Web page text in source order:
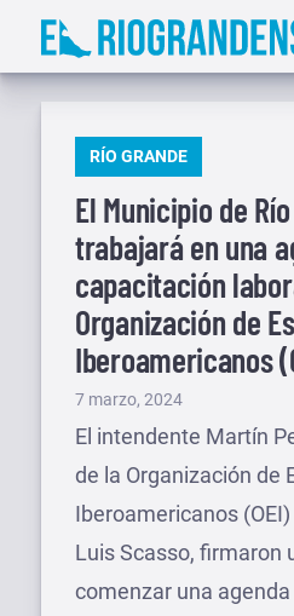
Saltar
PUBLICADO
RÍO GRANDE
El Municipio de
trabajará en una
capacitación
Organización de
Iberoamericanos
Publicado
el
7 marzo, 2024
El intendente Martín
de la Organización de
Iberoamericanos
Luis Scasso, firmaron
comenzar una